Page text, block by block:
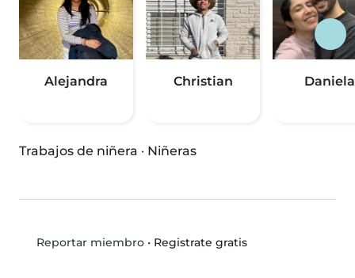
Alejandra Christian Daniela
Trabajos de niñera · Niñeras
Reportar miembro• Registrate gratis